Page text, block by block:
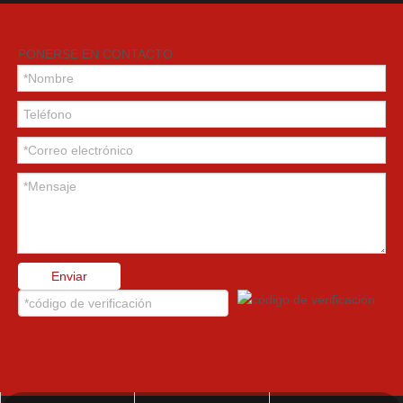
Pértigas DE SEGURIDAD CON LUCES LED
PONERSE EN CONTACTO
Enviar